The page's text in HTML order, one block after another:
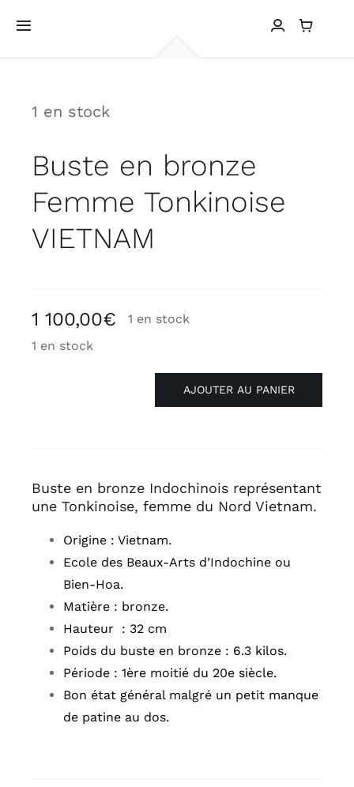
contenu
Toggle
Navigation
PHOTOS DE VOYAGES
1 en stock
Buste en bronze
Femme Tonkinoise
VIETNAM
1 100,00€
1 en stock
1 en stock
bronze
Femme
VIETNAM
AJOUTER AU PANIER
Buste en bronze Indochinois représentant
une Tonkinoise, femme du Nord Vietnam.
Origine : Vietnam.
Ecole des Beaux-Arts d’Indochine ou
Bien-Hoa.
Matière : bronze.
Hauteur : 32 cm
Poids du buste en bronze : 6.3 kilos.
Période : 1ère moitié du 20e siècle.
Bon état général malgré un petit manque
de patine au dos.